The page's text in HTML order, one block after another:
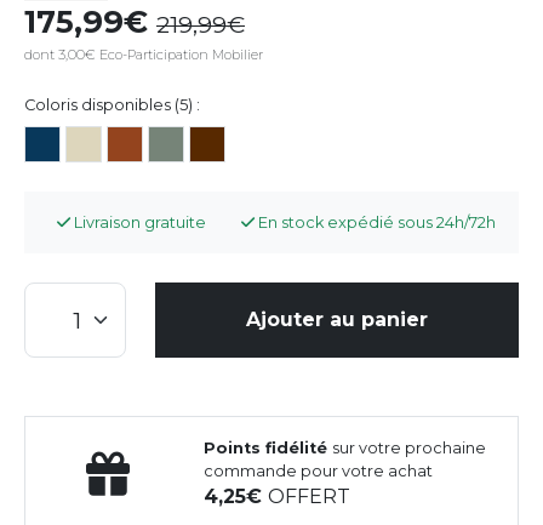
175,99 219,99
dont 3,00€ Eco-Participation Mobilier
Coloris disponibles (5) :
Livraison gratuite En stock expédié sous 24h/72h
Ajouter au panier
Points fidélité sur votre prochaine
commande pour votre achat
4,25OFFERT